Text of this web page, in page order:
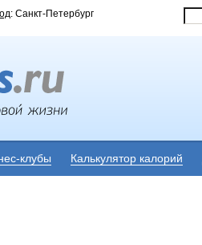
: Санкт-Петербург
клубы Калькулятор калорий